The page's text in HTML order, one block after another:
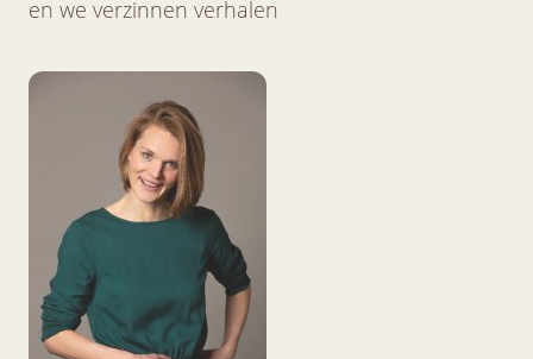
en we verzinnen verhalen